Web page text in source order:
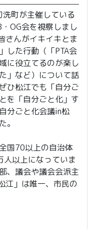
町が主催している
OG会を視察しまし
さんがイキイキとま
した行動（「PTA会
に役立てるのが楽し
」など）について話
ひ松江でも「自分ご
を「自分ごと化」す
分ごと化会議in松
。
国70以上の自治体
以上になっていま
、議会や議会会派主
江」は唯一、市民の